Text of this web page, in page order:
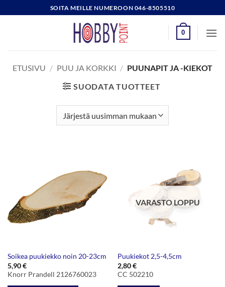
to
SOITA MEILLE NUMEROON 046-8505510
0
ETUSIVU / PUU JA KORKKI / PUUNAPIT JA -KIEKOT
SUODATA TUOTTEET
Soikea puukiekko noin 20-23cm
5,90€
Knorr Prandell 2126760023
VARASTO LOPPU
Puukiekot 2,5-4,5cm
2,80€
CC 502210